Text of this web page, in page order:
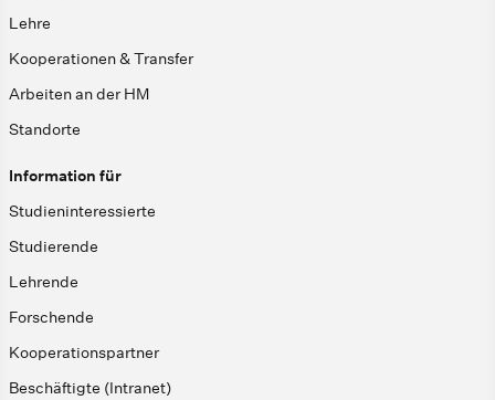
Lehre
Kooperationen & Transfer
Arbeiten an der HM
Standorte
Information für
Studieninteressierte
Studierende
Lehrende
Forschende
Kooperationspartner
Beschäftigte (Intranet)